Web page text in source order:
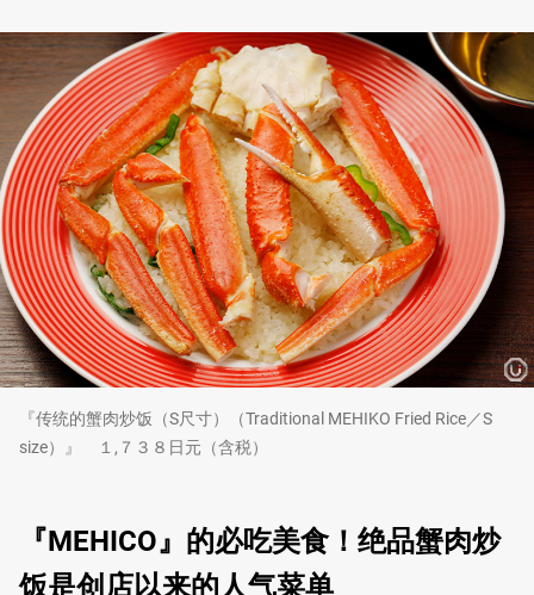
『传统的蟹肉炒饭（S尺寸）（Traditional MEHIKO Fried Rice／S
size）』 １,７３８日元（含税）
『MEHICO』的必吃美食！绝品蟹肉炒
饭是创店以来的人气菜单